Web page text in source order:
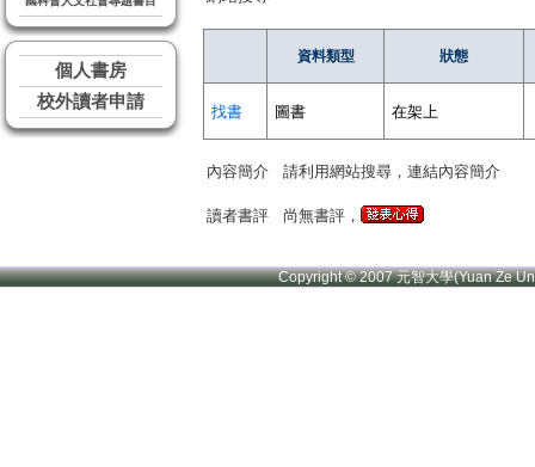
個人書房
校外讀者申請
資料類型 狀態
找書 圖書 在架上
內容簡介 請利用網站搜尋，連結內容簡介
讀者書評 尚無書評，
Copyright © 2007 元智大學(Yuan Ze